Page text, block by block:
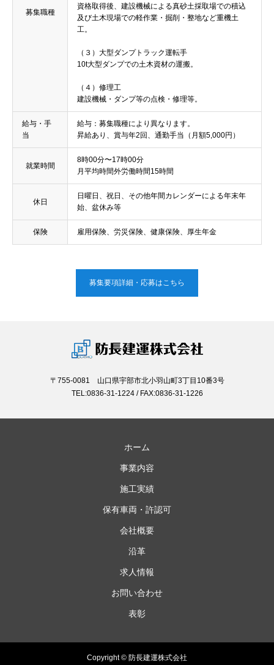
募集職種
資格取得後、建設機械による真砂土採取場での積込
及び土木現場での軽作業・掘削・整地など重機土
工。
（３）大型ダンプトラック運転手
10t大型ダンプでの土木資材の運搬。
（４）修理工
建設機械・ダンプ等の点検・修理等。
給与・手
当
給与：募集職種により異なります。
昇給あり、賞与年2回、通勤手当（月額5,000円）
就業時間
8時00分〜17時00分
月平均時間外労働時間15時間
休日
日曜日、祝日、その他年間カレンダーによる年末年
始、盆休み等
保険 雇用保険、労災保険、健康保険、厚生年金
募集要項詳細・応募はこちら
〒755-0081 山口県宇部市北小羽山町3丁目10番3号
TEL:0836-31-1224 / FAX:0836-31-1226
ホーム
事業内容
施工実績
保有車両・許認可
会社概要
沿革
求人情報
お問い合わせ
表彰
Copyright © 防長建運株式会社